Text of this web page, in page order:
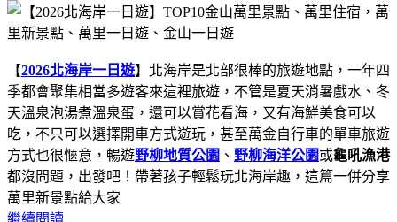
【2026北海岸一日遊】北海岸是北部很棒的旅遊地點，一年四
季都會聚集相當多遊客來這裡旅遊，不管是夏天消暑戲水、冬
天溫泉泡湯煮溫泉蛋，還可以賞花看海，又有海鮮美食可以
吃，不只可以選擇開車方式遊玩，甚至萬金自行車的單車旅遊
方式也很愜意，暢遊野柳地質公園 、 野柳海洋公園或龜吼漁港
都沒問題，出發吧！帶著孩子輕鬆玩北海岸趣，這篇一併分享
萬里新景點給大家
繼續閱讀